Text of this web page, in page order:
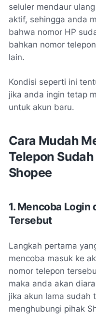
seluler mendaur
aktif, sehingga anda
bahwa nomor HP
bahkan nomor
lain.
Kondisi seperti ini
jika anda ingin tetap
untuk akun baru.
Cara Mudah
Telepon
Shopee
1. Mencoba Login
Tersebut
Langkah pertama
mencoba masuk ke
nomor telepon
maka anda akan
jika akun lama sudah
menghubungi pihak